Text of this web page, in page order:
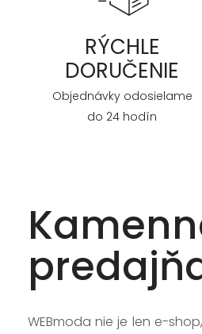
RÝCHLE
DORUČENIE
Objednávky odosielame
do 24 hodín
WEBmoda nie je len e-